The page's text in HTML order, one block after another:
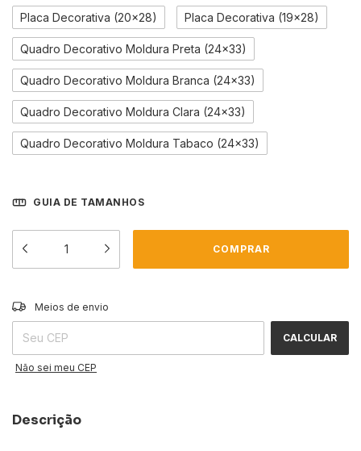
Placa Decorativa (20x28) Placa Decorativa (19x28)
Quadro Decorativo Moldura Preta (24x33)
Quadro Decorativo Moldura Branca (24x33)
Quadro Decorativo Moldura Clara (24x33)
Quadro Decorativo Moldura Tabaco (24x33)
GUIA DE TAMANHOS
Entregas para o CEP:
Meios de envio
CALCULAR
Não sei meu CEP
Descrição